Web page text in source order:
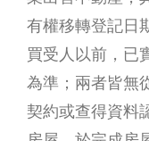
有權移轉登記日
買受人以前，已
為準；兩者皆無
契約或查得資料